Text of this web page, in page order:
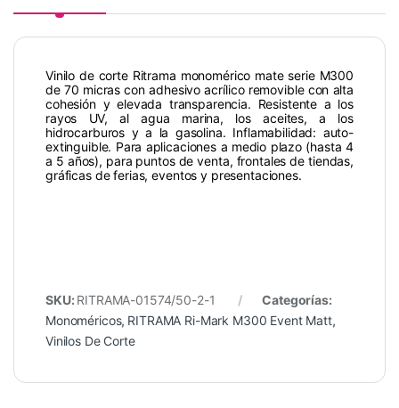
Vinilo de corte Ritrama monomérico mate serie M300
de 70 micras con adhesivo acrílico removible con alta
cohesión y elevada transparencia. Resistente a los
rayos UV, al agua marina, los aceites, a los
hidrocarburos y a la gasolina. Inflamabilidad: auto-
extinguible. Para aplicaciones a medio plazo (hasta 4
a 5 años), para puntos de venta, frontales de tiendas,
gráficas de ferias, eventos y presentaciones.
SKU: RITRAMA-01574/50-2-1
Categorías:
Monoméricos, RITRAMA Ri-Mark M300 Event Matt,
Vinilos De Corte